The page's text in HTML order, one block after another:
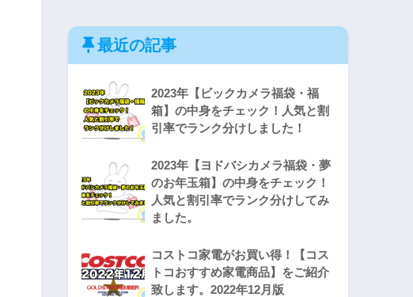
最近の記事
2023年【ビックカメラ福袋・福
箱】の中身をチェック！人気と割
引率でランク分けしました！
2023年【ヨドバシカメラ福袋・夢
のお年玉箱】の中身をチェック！
人気と割引率でランク分けしてみ
ました。
コストコ家電がお買い得！【コス
トコおすすめ家電商品】をご紹介
致します。2022年12月版